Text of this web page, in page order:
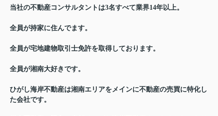
当社の不動産コンサルタントは3名すべて業界14年以上。
全員が持家に住んでます。
全員が宅地建物取引士免許を取得しております。
全員が湘南大好きです。
ひがし海岸不動産は湘南エリアをメインに不動産の売買に特化し
た会社です。